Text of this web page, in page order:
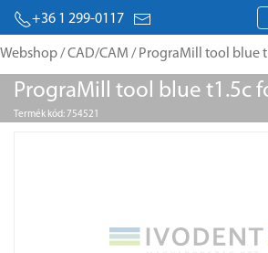
+36 1 299-0117
Webshop/CAD/CAM / PrograMill tool blue
PrograMill tool blue t1.5c
Termék kód: 754521